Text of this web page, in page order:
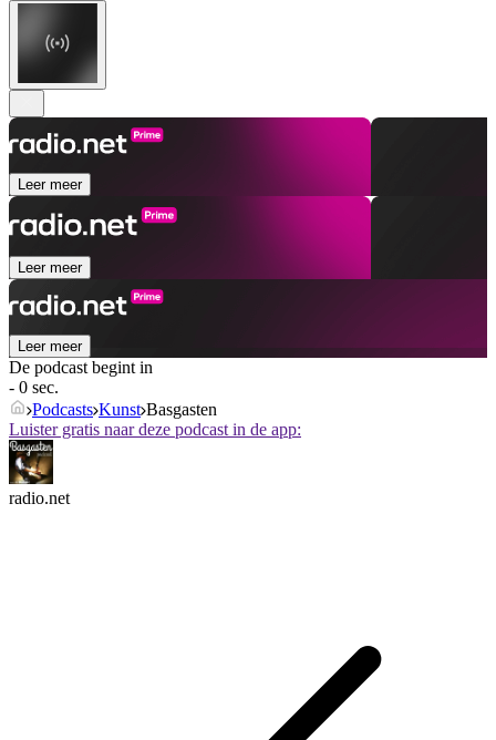
Leer meer
Leer meer
Leer meer
De podcast begint in
- 0 sec.
Podcasts Kunst Basgasten
Luister gratis naar deze podcast in de app:
radio.net